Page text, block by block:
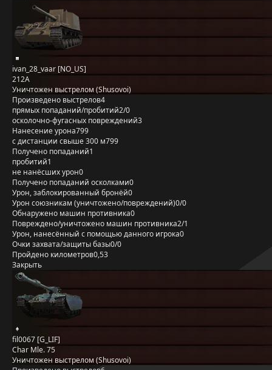
ivan_28_vaar [NO_US]
212А
Уничтожен выстрелом (Shusovoi)
Произведено выстрелов4
прямых попаданий/пробитий2/0
осколочно-фугасных повреждений3
Нанесение урона799
с дистанции свыше 300 м799
Получено попаданий1
пробитий1
не нанёсших урон0
Получено попаданий осколками0
Урон, заблокированный бронёй0
Урон союзникам (уничтожено/повреждений)0/0
Обнаружено машин противника0
Повреждено/уничтожено машин противника2/1
Урон, нанесённый с помощью данного игрока0
Очки захвата/защиты базы0/0
Пройдено километров0,53
Закрыть
fil0067 [G_LIF]
Char Mle. 75
Уничтожен выстрелом (Shusovoi)